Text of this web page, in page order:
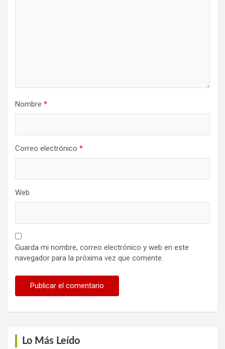
Nombre *
Correo electrónico *
Web
Guarda mi nombre, correo electrónico y web en este
navegador para la próxima vez que comente.
Lo Más Leído